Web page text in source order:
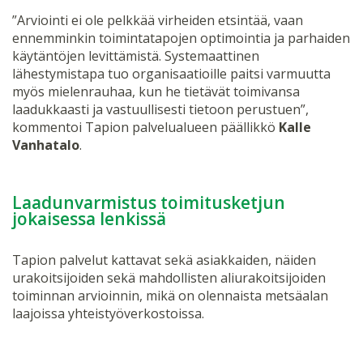
”Arviointi ei ole pelkkää virheiden etsintää, vaan
ennemminkin toimintatapojen optimointia ja parhaiden
käytäntöjen levittämistä. Systemaattinen
lähestymistapa tuo organisaatioille paitsi varmuutta
myös mielenrauhaa, kun he tietävät toimivansa
laadukkaasti ja vastuullisesti tietoon perustuen”,
kommentoi Tapion palvelualueen päällikkö Kalle
Vanhatalo.
Laadunvarmistus toimitusketjun
jokaisessa lenkissä
Tapion palvelut kattavat sekä asiakkaiden, näiden
urakoitsijoiden sekä mahdollisten aliurakoitsijoiden
toiminnan arvioinnin, mikä on olennaista metsäalan
laajoissa yhteistyöverkostoissa.